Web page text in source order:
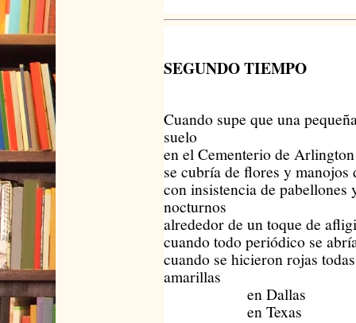
SEGUNDO TIEMPO
Cuando supe que una
suelo
en el Cementerio de Arlington
se cubría de flores y manojos
con insistencia de pabellones
nocturnos
alrededor de un toque de
cuando todo periódico se
cuando se hicieron rojas
amarillas
en Dallas
en Texas